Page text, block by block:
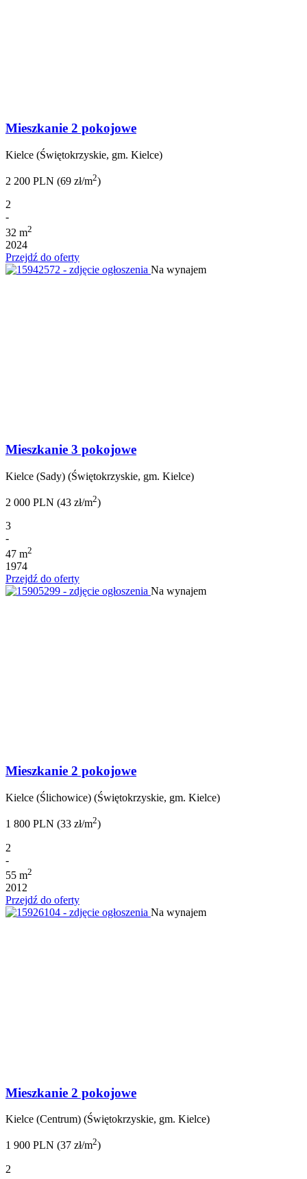
Mieszkanie 2 pokojowe
Kielce (Świętokrzyskie, gm. Kielce)
2 200 PLN (69 zł/m2)
2
-
32 m2
2024
Przejdź do oferty
Na wynajem
Mieszkanie 3 pokojowe
Kielce (Sady) (Świętokrzyskie, gm. Kielce)
2 000 PLN (43 zł/m2)
3
-
47 m2
1974
Przejdź do oferty
Na wynajem
Mieszkanie 2 pokojowe
Kielce (Ślichowice) (Świętokrzyskie, gm. Kielce)
1 800 PLN (33 zł/m2)
2
-
55 m2
2012
Przejdź do oferty
Na wynajem
Mieszkanie 2 pokojowe
Kielce (Centrum) (Świętokrzyskie, gm. Kielce)
1 900 PLN (37 zł/m2)
2